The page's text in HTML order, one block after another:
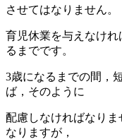
させてはなりません。
育児休業を与えなけ
るまでです。
3歳になるまでの間，
ば，そのように
配慮しなければなりま
なりますが，